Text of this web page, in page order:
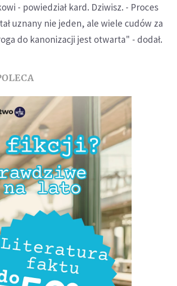
- powiedział kard. Dziwisz. - Proces
uznany nie jeden, ale wiele cudów za
do kanonizacji jest otwarta" - dodał.